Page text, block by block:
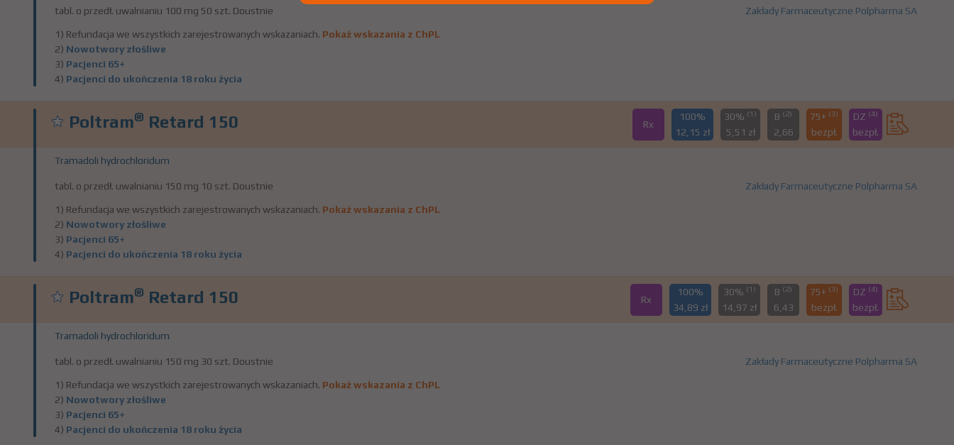
tabl. o przedł. uwalnianiu 100 mg 50 szt. Doustnie Zakłady Farmaceutyczne Polpharma SA
1) Refundacja we wszystkich zarejestrowanych wskazaniach. Pokaż wskazania z ChPL
2) Nowotwory złośliwe
3) Pacjenci 65+
4) Pacjenci do ukończenia 18 roku życia
Poltram® Retard 150 Rx
100%
12,15 zł
30% (1)
5,51 zł
B (2)
2,66
75+ (3)
bezpł.
DZ (4)
bezpł.
Tramadoli hydrochloridum
tabl. o przedł. uwalnianiu 150 mg 10 szt. Doustnie Zakłady Farmaceutyczne Polpharma SA
1) Refundacja we wszystkich zarejestrowanych wskazaniach. Pokaż wskazania z ChPL
2) Nowotwory złośliwe
3) Pacjenci 65+
4) Pacjenci do ukończenia 18 roku życia
Poltram® Retard 150 Rx
100%
34,89 zł
30% (1)
14,97 zł
B (2)
6,43
75+ (3)
bezpł.
DZ (4)
bezpł.
Tramadoli hydrochloridum
tabl. o przedł. uwalnianiu 150 mg 30 szt. Doustnie Zakłady Farmaceutyczne Polpharma SA
1) Refundacja we wszystkich zarejestrowanych wskazaniach. Pokaż wskazania z ChPL
2) Nowotwory złośliwe
3) Pacjenci 65+
4) Pacjenci do ukończenia 18 roku życia